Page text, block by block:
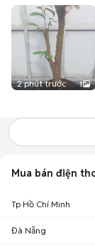
2 phút trước 1
Mua bán điện
Tp Hồ Chí Minh
Đà Nẵng